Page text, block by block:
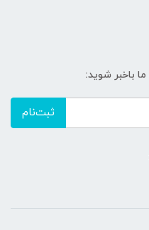
باخبر شوید:
ثبت‌نام